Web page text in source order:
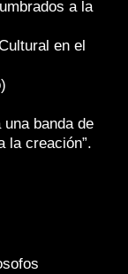
a la
en el
una banda de
la creación”.